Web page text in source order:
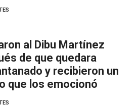
al Dibu Martínez
de que quedara
y recibieron un
que los emocionó